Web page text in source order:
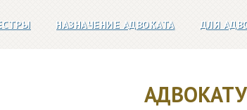
НАЗНАЧЕНИЕ АДВОКАТА ДЛЯ